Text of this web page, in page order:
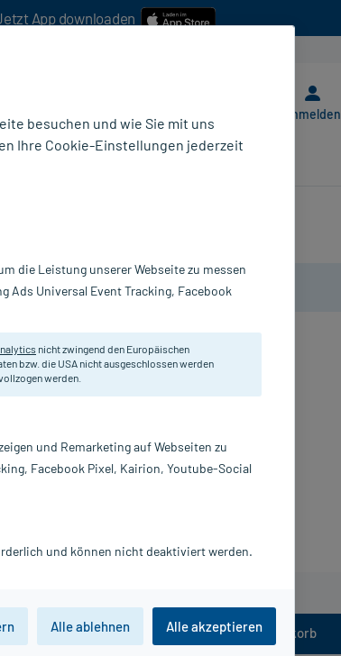
App downloaden
Anmelden
Mindestbestellwert!
166,40 € / kg
In den Warenkorb
Balsam
Balsam
ROBUGEN GmbH & Co.KG
besuchen und wie Sie mit uns
Ihre Cookie-Einstellungen jederzeit
die Leistung unserer Webseite zu messen
Ads Universal Event Tracking, Facebook
nicht zwingend den Europäischen
bzw. die USA nicht ausgeschlossen werden
werden.
und Remarketing auf Webseiten zu
Facebook Pixel, Kairion, Youtube-Social
und können nicht deaktiviert werden.
Alle ablehnen Alle akzeptieren